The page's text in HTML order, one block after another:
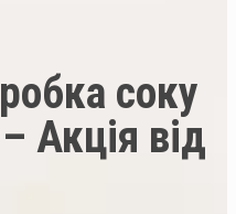
соку
Акція від